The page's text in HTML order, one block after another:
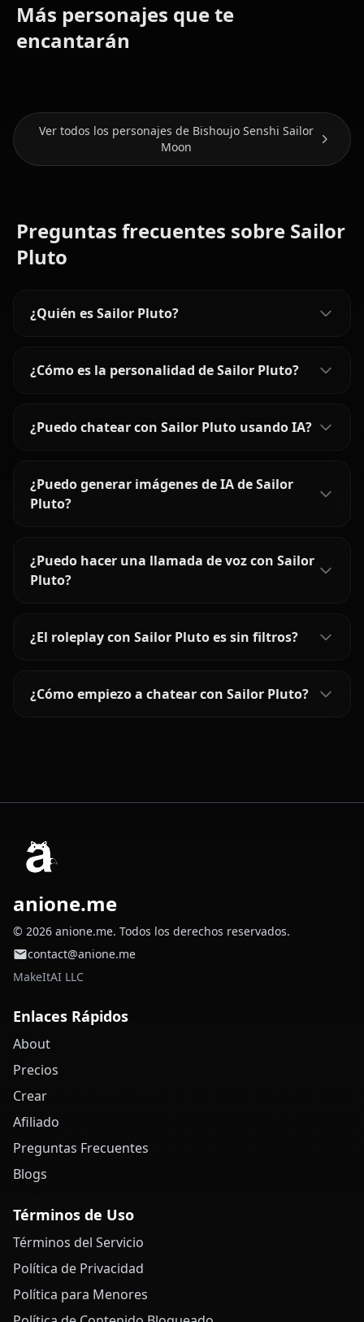
Más personajes que te
encantarán
Tsukino
Ver todos los personajes de Bishoujo Senshi Sailor
Moon
Preguntas frecuentes sobre Sailor
Pluto
¿Quién es Sailor Pluto?
¿Cómo es la personalidad de Sailor Pluto?
¿Puedo chatear con Sailor Pluto usando IA?
¿Puedo generar imágenes de IA de Sailor
Pluto?
¿Puedo hacer una llamada de voz con Sailor
Pluto?
¿El roleplay con Sailor Pluto es sin filtros?
¿Cómo empiezo a chatear con Sailor Pluto?
anione.me
© 2026 anione.me. Todos los derechos reservados.
contact@anione.me
MakeItAI LLC
Enlaces Rápidos
About
Precios
Crear
Afiliado
Preguntas Frecuentes
Blogs
Términos de Uso
Términos del Servicio
Política de Privacidad
Política para Menores